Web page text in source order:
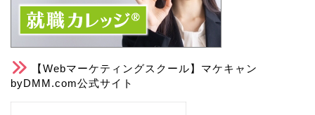
【Webマーケティングスクール】マケキャン
byDMM.com公式サイト